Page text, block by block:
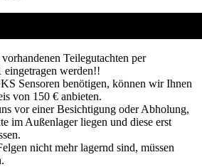
Teilegutachten per
eingetragen werden!!
Sensoren benötigen, können wir Ihnen
von 150 € anbieten.
vor einer Besichtigung oder Abholung,
im Außenlager liegen und diese erst
nicht mehr lagernd sind, müssen